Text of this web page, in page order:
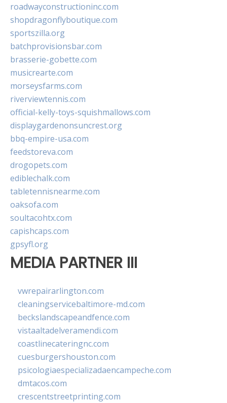
roadwayconstructioninc.com
shopdragonflyboutique.com
sportszilla.org
batchprovisionsbar.com
brasserie-gobette.com
musicrearte.com
morseysfarms.com
riverviewtennis.com
official-kelly-toys-squishmallows.com
displaygardenonsuncrest.org
bbq-empire-usa.com
feedstoreva.com
drogopets.com
ediblechalk.com
tabletennisnearme.com
oaksofa.com
soultacohtx.com
capishcaps.com
gpsyfl.org
MEDIA PARTNER III
vwrepairarlington.com
cleaningservicebaltimore-md.com
beckslandscapeandfence.com
vistaaltadelveramendi.com
coastlinecateringnc.com
cuesburgershouston.com
psicologiaespecializadaencampeche.com
dmtacos.com
crescentstreetprinting.com